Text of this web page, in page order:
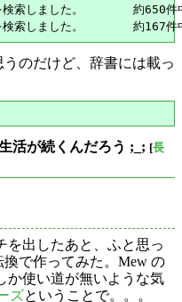
を検索しました。       約650
のだけど、辞書には載っ
活が続くんだろう ;_; [長
を出したあと、ふと思っ
で作ってみた。Mew の
か使い道が無いような気
ズということで。。。